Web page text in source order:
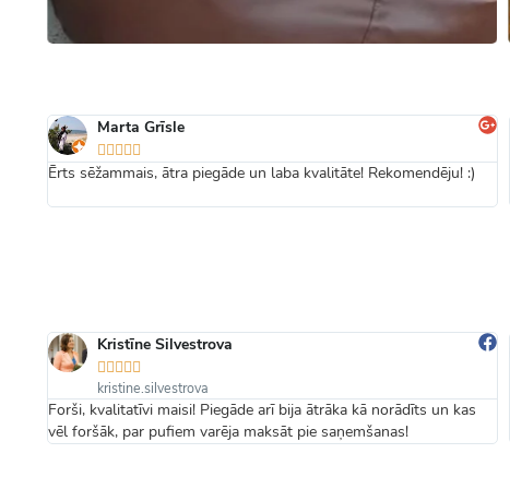
Marta Grīsle

Ērts sēžammais, ātra piegāde un laba kvalitāte! Rekomendēju! :)
Kristīne Silvestrova

kristine.silvestrova
Forši, kvalitatīvi maisi! Piegāde arī bija ātrāka kā norādīts un kas
vēl foršāk, par pufiem varēja maksāt pie saņemšanas!